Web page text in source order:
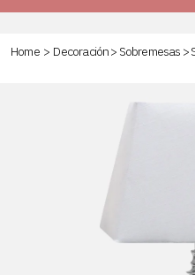
Home > Decoración> Sobremesas >